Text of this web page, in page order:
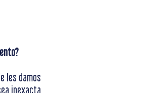
les damos
inexacta